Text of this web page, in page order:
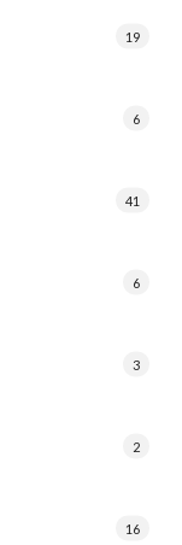
19
6
41
6
3
2
16